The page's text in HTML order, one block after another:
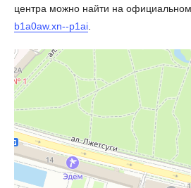
центра можно найти на
b1a0aw.xn--p1ai